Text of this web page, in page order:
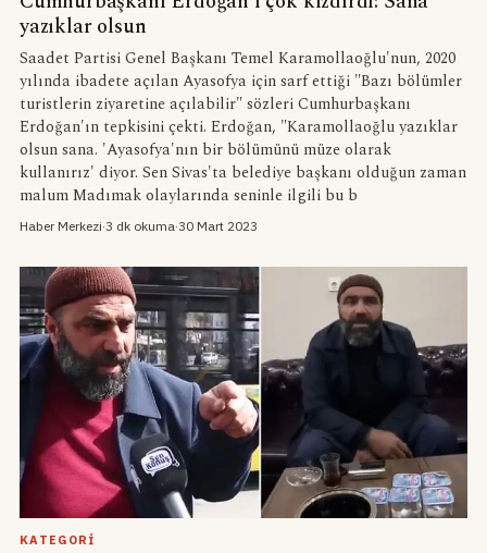
yazıklar olsun
Saadet Partisi Genel Başkanı Temel Karamollaoğlu'nun, 2020
yılında ibadete açılan Ayasofya için sarf ettiği "Bazı bölümler
turistlerin ziyaretine açılabilir" sözleri Cumhurbaşkanı
Erdoğan'ın tepkisini çekti. Erdoğan, "Karamollaoğlu yazıklar
olsun sana. 'Ayasofya'nın bir bölümünü müze olarak
kullanırız' diyor. Sen Sivas'ta belediye başkanı olduğun zaman
malum Madımak olaylarında seninle ilgili bu b
Haber Merkezi·3 dk okuma·30 Mart 2023
KATEGORI